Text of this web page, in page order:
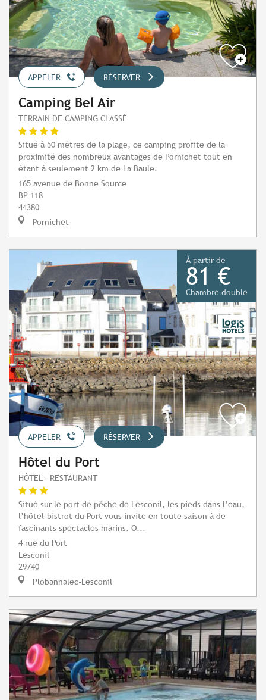
APPELER RÉSERVER
Camping Bel Air
TERRAIN DE CAMPING CLASSÉ
Situé à 50 mètres de la plage, ce camping profite de la
proximité des nombreux avantages de Pornichet tout en
étant à seulement 2 km de La Baule.
165 avenue de Bonne Source
BP 118
44380
Pornichet
À partir de
81 €
Chambre double
APPELER RÉSERVER
Hôtel du Port
HÔTEL - RESTAURANT
Situé sur le port de pêche de Lesconil, les pieds dans l’eau,
l’hôtel-bistrot du Port vous invite en toute saison à de
fascinants spectacles marins. O...
4 rue du Port
Lesconil
29740
Plobannalec-Lesconil